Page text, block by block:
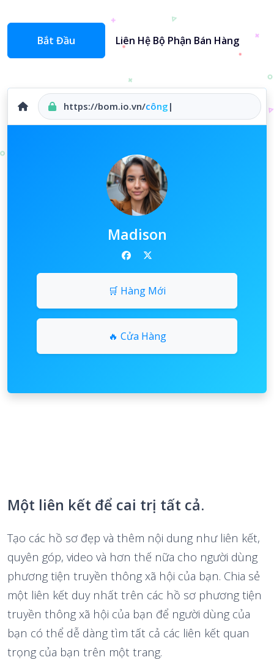
Bắt Đầu Liên Hệ Bộ Phận Bán Hàng
https://bom.io.vn/công ty
Madison
🛒 Hàng Mới
🔥 Cửa Hàng
Một liên kết để cai trị tất cả.
Tạo các hồ sơ đẹp và thêm nội dung như liên kết,
quyên góp, video và hơn thế nữa cho người dùng
phương tiện truyền thông xã hội của bạn. Chia sẻ
một liên kết duy nhất trên các hồ sơ phương tiện
truyền thông xã hội của bạn để người dùng của
bạn có thể dễ dàng tìm tất cả các liên kết quan
trọng của bạn trên một trang.